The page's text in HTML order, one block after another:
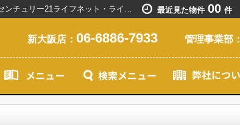
お問い合わせ｜新大阪駅で賃貸マンションを探すなら創業20年以上のセンチュリー21ライフネット・ライブグループ 最近見た物件 00 件
新大阪店： 06-6886-7933 管理事業部：